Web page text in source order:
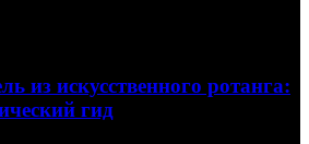
из искусственного ротанга:
гид